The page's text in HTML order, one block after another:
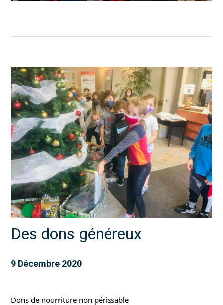
Des dons généreux
9 Décembre 2020
Dons de nourriture non périssable